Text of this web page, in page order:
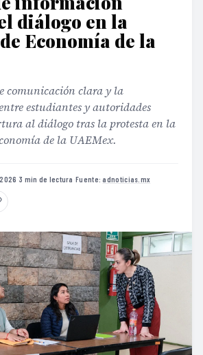
diálogo en la
Economía de la
comunicación clara y la
estudiantes y autoridades
al diálogo tras la protesta en la
de la UAEMex.
·3 min de lectura ·Fuente:adnoticias.mx